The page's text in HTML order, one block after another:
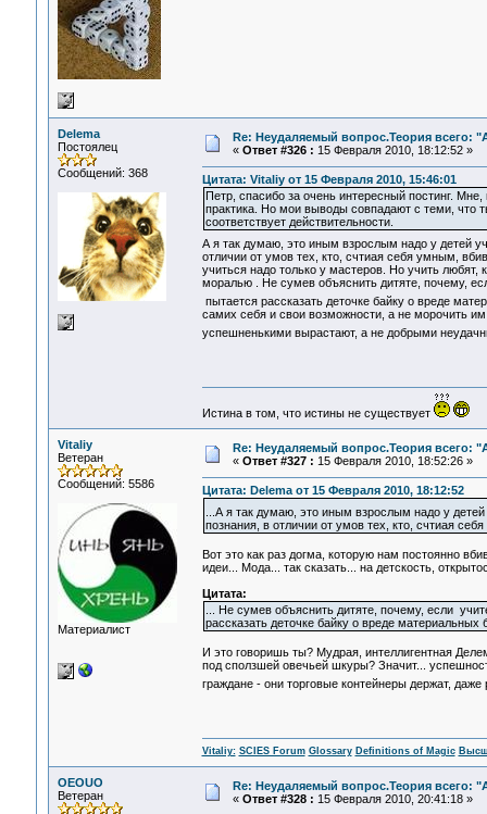
Delema
Постоялец
Сообщений: 368
Re: Неудаляемый вопрос.Теория всего:
« Ответ #326 : 15 Февраля 2010, 18:12:52 »
Цитата: Vitaliy от 15 Февраля 2010, 15:46:01
Петр, спасибо за очень интересный постинг.
практика. Но мои выводы совпадают с теми, что
соответствует действительности.
А я так думаю, это иным взрослым надо у детей
отличии от умов тех, кто, счтиая себя умным,
учиться надо только у мастеров. Но учить
моралью . Не сумев объяснить дитяте, почему,
пытается рассказать деточке байку о вреде
самих себя и свои возможности, а не морочить
успешненькими вырастают, а не добрыми
Истина в том, что истины не существует
Vitaliy
Ветеран
Сообщений: 5586
Материалист
Re: Неудаляемый вопрос.Теория всего:
« Ответ #327 : 15 Февраля 2010, 18:52:26 »
Цитата: Delema от 15 Февраля 2010, 18:12:52
...А я так думаю, это иным взрослым надо у
познания, в отличии от умов тех, кто, счтиая
Вот это как раз догма, которую нам постоянно
идеи... Мода... так сказать... на детскость,
Цитата:
... Не сумев объяснить дитяте, почему, если
рассказать деточке байку о вреде материальных
И это говоришь ты? Мудрая, интеллигентная
под сползшей овечьей шкуры? Значит...
граждане - они торговые контейнеры держат,
Vitaliy: SCIES Forum Glossary Definitions of Magic
OEOUO
Ветеран
Re: Неудаляемый вопрос.Теория всего:
« Ответ #328 : 15 Февраля 2010, 20:41:18 »